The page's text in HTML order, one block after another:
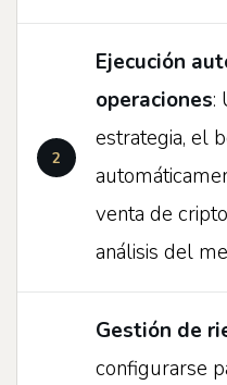
Ejecución
operaciones:
estrategia, el
venta de
análisis del
Gestión de
configurarse